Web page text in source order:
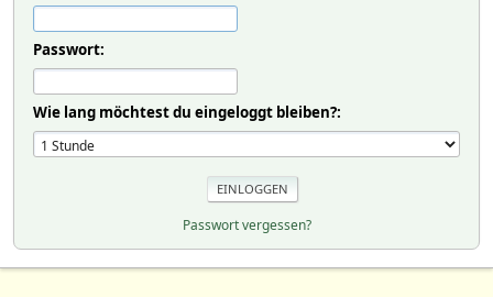
Passwort:
Wie lang möchtest du eingeloggt bleiben?:
Passwort vergessen?